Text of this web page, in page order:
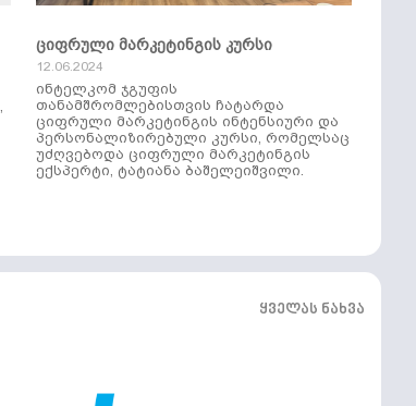
ციფრული მარკეტინგის კურსი
12.06.2024
ინტელკომ ჯგუფის
თანამშრომლებისთვის ჩატარდა
ციფრული მარკეტინგის ინტენსიური და
პერსონალიზირებული კურსი, რომელსაც
უძღვებოდა ციფრული მარკეტინგის
ექსპერტი, ტატიანა ბაშელეიშვილი.
ყველას ნახვა